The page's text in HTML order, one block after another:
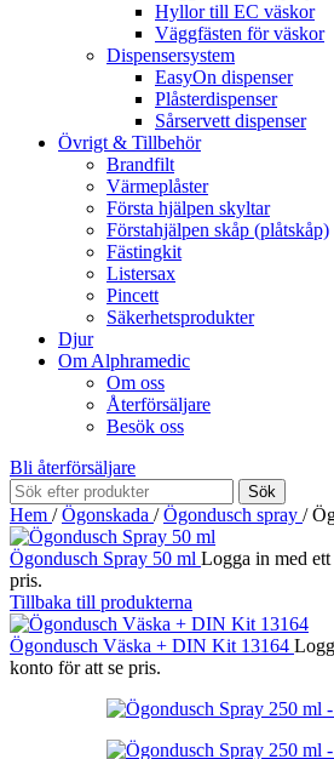
Hyllor till EC väskor
Väggfästen för väskor
Dispensersystem
EasyOn dispenser
Plåsterdispenser
Sårservett dispenser
Övrigt & Tillbehör
Brandfilt
Värmeplåster
Första hjälpen skyltar
Förstahjälpen skåp (plåtskåp)
Fästingkit
Listersax
Pincett
Säkerhetsprodukter
Djur
Om Alphramedic
Om oss
Återförsäljare
Besök oss
Bli återförsäljare
Sök
Hem / Ögonskada / Ögondusch spray /
Ögondusch Spray 50 ml Logga in med
pris.
Tillbaka till produkterna
Ögondusch Väska + DIN Kit 13164
konto för att se pris.